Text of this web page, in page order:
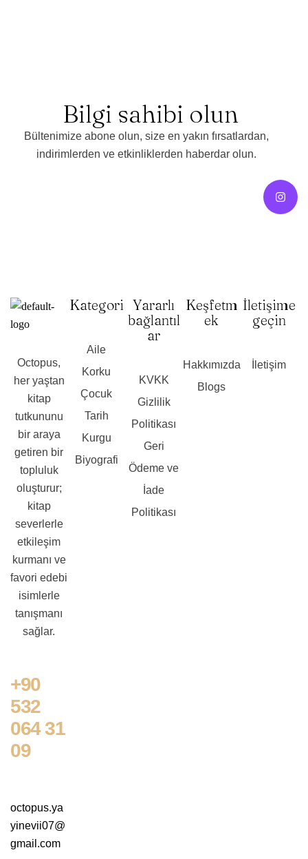
Bilgi sahibi olun
Bültenimize abone olun, size en yakın fırsatlardan,
indirimlerden ve etkinliklerden haberdar olun.
Octopus,
her yaştan
kitap
tutkununu
bir araya
getiren bir
topluluk
oluşturur;
kitap
severlerle
etkileşim
kurmanı ve
favori edebi
isimlerle
tanışmanı
sağlar.
+90
532
064 31
09
octopus.ya
yinevii07@
gmail.com
Kategori
Aile
Korku
Çocuk
Tarih
Kurgu
Biyografi
Yararlı
bağlantıl
ar
KVKK
Gizlilik
Politikası
Geri
Ödeme ve
İade
Politikası
Keşfetm
ek
Hakkımızda
Blogs
İletişime
geçin
İletişim